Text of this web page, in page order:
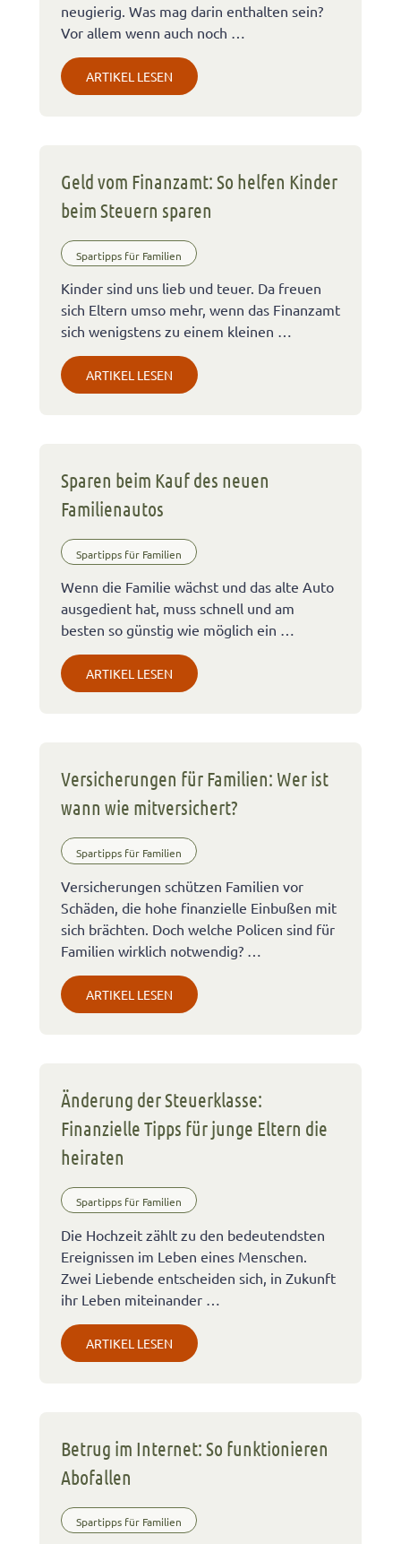
neugierig. Was mag darin enthalten sein?
Vor allem wenn auch noch …
ARTIKEL LESEN
Geld vom Finanzamt: So helfen Kinder
beim Steuern sparen
Spartipps für Familien
Kinder sind uns lieb und teuer. Da freuen
sich Eltern umso mehr, wenn das Finanzamt
sich wenigstens zu einem kleinen …
ARTIKEL LESEN
Sparen beim Kauf des neuen
Familienautos
Spartipps für Familien
Wenn die Familie wächst und das alte Auto
ausgedient hat, muss schnell und am
besten so günstig wie möglich ein …
ARTIKEL LESEN
Versicherungen für Familien: Wer ist
wann wie mitversichert?
Spartipps für Familien
Versicherungen schützen Familien vor
Schäden, die hohe finanzielle Einbußen mit
sich brächten. Doch welche Policen sind für
Familien wirklich notwendig? …
ARTIKEL LESEN
Änderung der Steuerklasse:
Finanzielle Tipps für junge Eltern die
heiraten
Spartipps für Familien
Die Hochzeit zählt zu den bedeutendsten
Ereignissen im Leben eines Menschen.
Zwei Liebende entscheiden sich, in Zukunft
ihr Leben miteinander …
ARTIKEL LESEN
Betrug im Internet: So funktionieren
Abofallen
Spartipps für Familien